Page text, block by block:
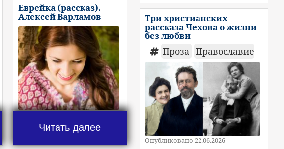
Еврейка (рассказ).
Алексей Варламов
Читать далее
Три христианских
рассказа Чехова о жизни
без любви
Проза Православие
Опубликовано 22.06.2026